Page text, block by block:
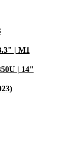
| M1
| 14"